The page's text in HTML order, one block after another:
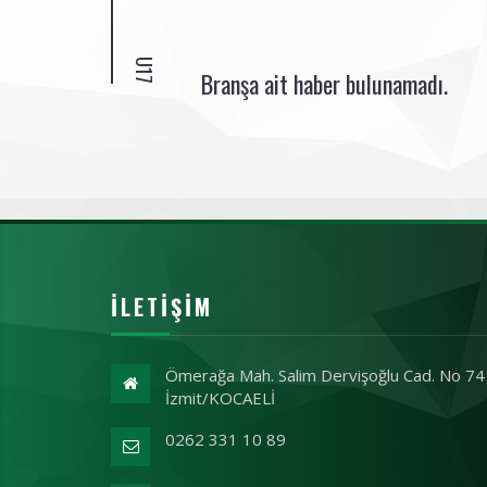
U17 Branşa ait haber bulunamadı.
İLETIŞIM
Ömerağa Mah. Salim Dervişoğlu Cad. No 74
İzmit/KOCAELİ
0262 331 10 89